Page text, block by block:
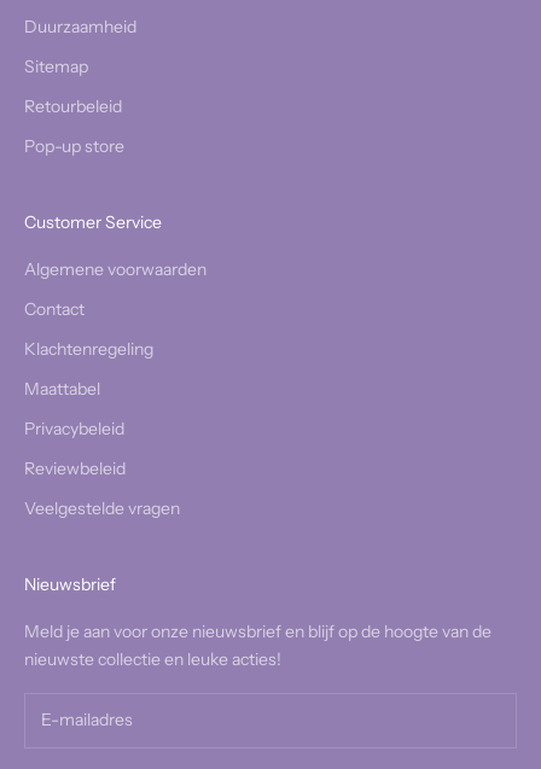
Duurzaamheid
Sitemap
Retourbeleid
Pop-up store
Customer Service
Algemene voorwaarden
Contact
Klachtenregeling
Maattabel
Privacybeleid
Reviewbeleid
Veelgestelde vragen
Nieuwsbrief
Meld je aan voor onze nieuwsbrief en blijf op de hoogte van de
nieuwste collectie en leuke acties!